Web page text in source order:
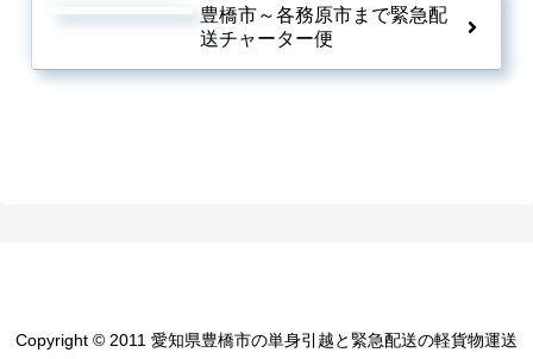
豊橋市～各務原市まで緊急配
送チャーター便
Copyright © 2011 愛知県豊橋市の単身引越と緊急配送の軽貨物運送